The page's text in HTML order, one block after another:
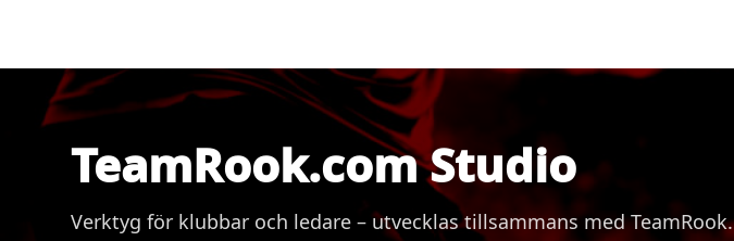
TeamRook.com Studio
Verktyg för klubbar och ledare – utvecklas tillsammans med TeamRook.